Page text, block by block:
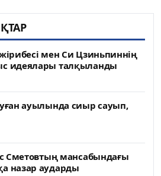
мен Си Цзиньпиннің
идеялары талқыланды
ауылында сиыр сауып,
Сметовтың мансабындағы
назар аударды